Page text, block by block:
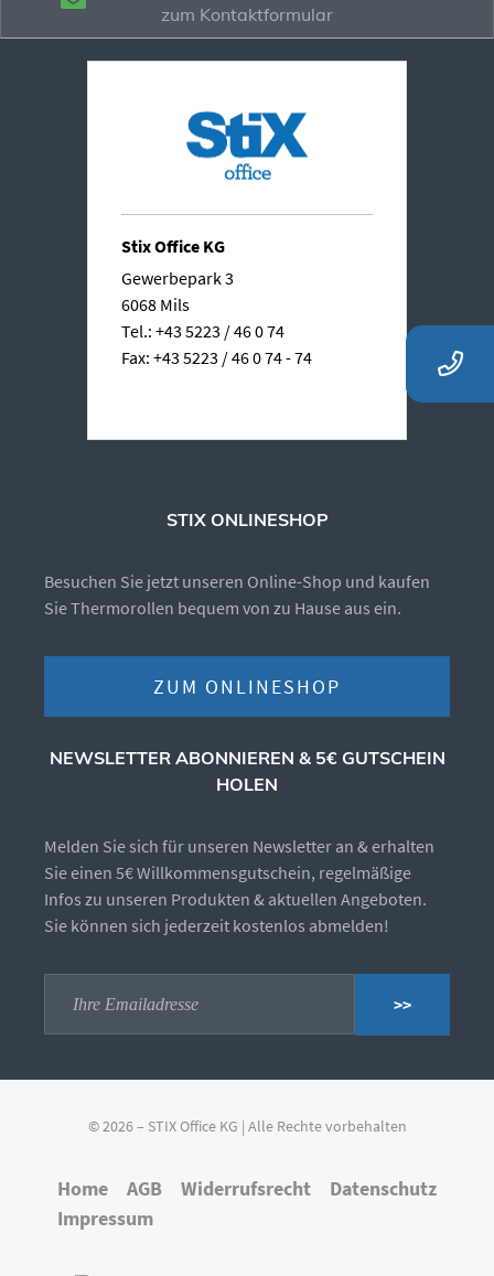
zum Kontaktformular
Stix Office KG
Gewerbepark 3
6068 Mils
Tel.: +43 5223 / 46 0 74
Fax: +43 5223 / 46 0 74 - 74
STIX ONLINESHOP
Besuchen Sie jetzt unseren Online-Shop und kaufen
Sie Thermorollen bequem von zu Hause aus ein.
ZUM ONLINESHOP
NEWSLETTER ABONNIEREN & 5€ GUTSCHEIN
HOLEN
Melden Sie sich für unseren Newsletter an & erhalten
Sie einen 5€ Willkommensgutschein, regelmäßige
Infos zu unseren Produkten & aktuellen Angeboten.
Sie können sich jederzeit kostenlos abmelden!
>>
© 2026 – STIX Office KG | Alle Rechte vorbehalten
Home AGB Widerrufsrecht
Datenschutz
Impressum